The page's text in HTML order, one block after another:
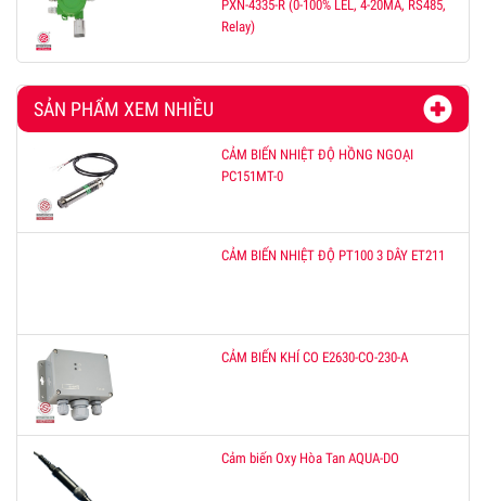
PXN-4335-R (0-100% LEL, 4-20MA, RS485,
Relay)
SẢN PHẨM XEM NHIỀU
CẢM BIẾN NHIỆT ĐỘ HỒNG NGOẠI
PC151MT-0
CẢM BIẾN NHIỆT ĐỘ PT100 3 DÂY ET211
CẢM BIẾN KHÍ CO E2630-CO-230-A
Cảm biến Oxy Hòa Tan AQUA-DO